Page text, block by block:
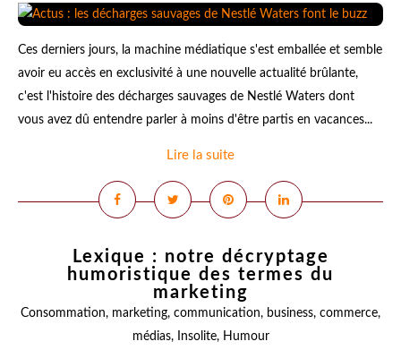
Ces derniers jours, la machine médiatique s'est emballée et semble
avoir eu accès en exclusivité à une nouvelle actualité brûlante,
c'est l'histoire des décharges sauvages de Nestlé Waters dont
vous avez dû entendre parler à moins d'être partis en vacances...
Lire la suite
Lexique : notre décryptage
humoristique des termes du
marketing
Consommation, marketing, communication, business, commerce,
médias, Insolite, Humour